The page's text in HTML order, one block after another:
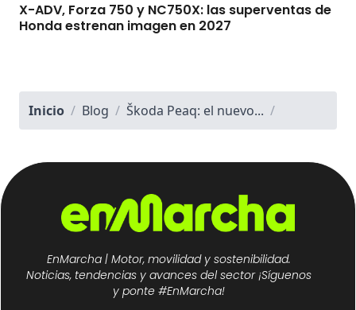
X-ADV, Forza 750 y NC750X: las superventas de
Honda estrenan imagen en 2027
Inicio / Blog / Škoda Peaq: el nuevo... /
EnMarcha | Motor, movilidad y sostenibilidad.
Noticias, tendencias y avances del sector ¡Síguenos
y ponte #EnMarcha!